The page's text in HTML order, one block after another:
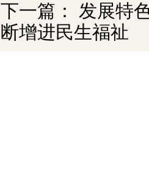
下一篇： 发展特
断增进民生福祉